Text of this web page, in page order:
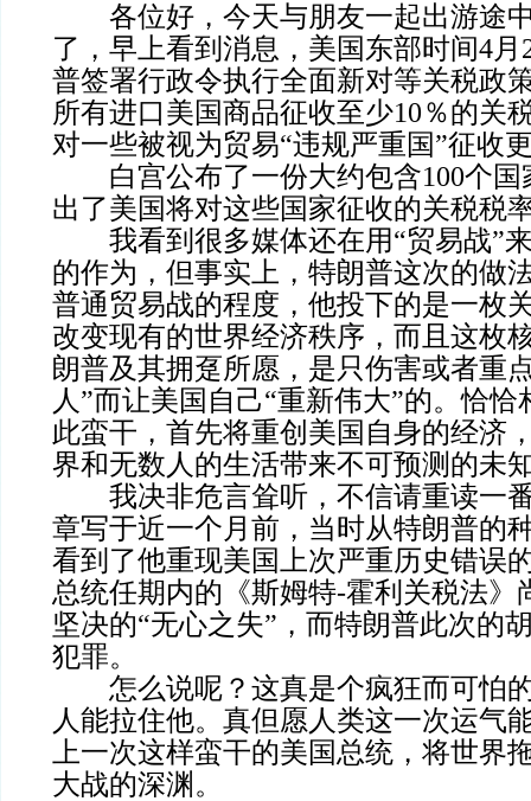
各位好，今天与朋友一起出游途
了，早上看到消息，美国东部时间4
普签署行政令执行全面新对等关税政
所有进口美国商品征收至少10％的关
对一些被视为贸易“违规严重国”征收
白宫公布了一份大约包含100个国
出了美国将对这些国家征收的关税税
我看到很多媒体还在用“贸易战”
的作为，但事实上，特朗普这次的做
普通贸易战的程度，他投下的是一枚
改变现有的世界经济秩序，而且这枚
朗普及其拥趸所愿，是只伤害或者重
人”而让美国自己“重新伟大”的。恰
此蛮干，首先将重创美国自身的经济
界和无数人的生活带来不可预测的未
我决非危言耸听，不信请重读一
章写于近一个月前，当时从特朗普的
看到了他重现美国上次严重历史错
总统任期内的《斯姆特-霍利关税法》
坚决的“无心之失”，而特朗普此次的
犯罪。
怎么说呢？这真是个疯狂而可怕
人能拉住他。真但愿人类这一次运
上一次这样蛮干的美国总统，将世界
大战的深渊。